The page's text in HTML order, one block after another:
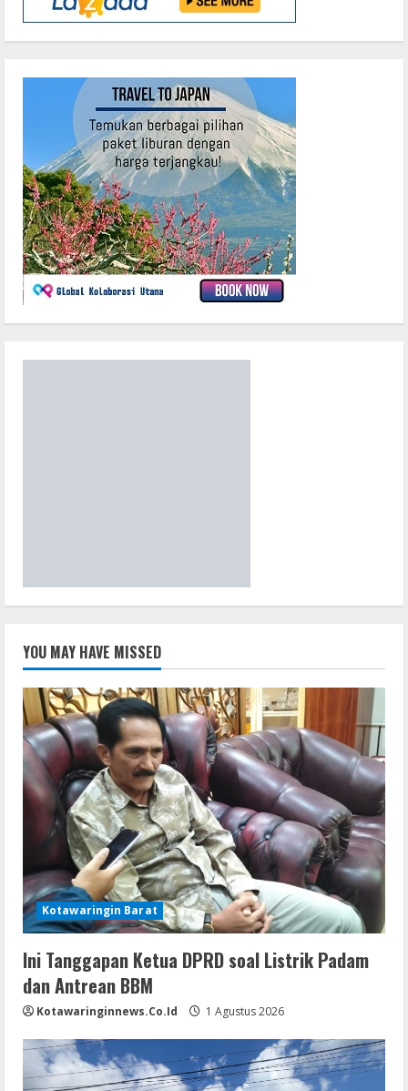
YOU MAY HAVE MISSED
Kotawaringin Barat
Ini Tanggapan Ketua DPRD soal Listrik Padam
dan Antrean BBM
Kotawaringinnews.co.id 1 Agustus 2026